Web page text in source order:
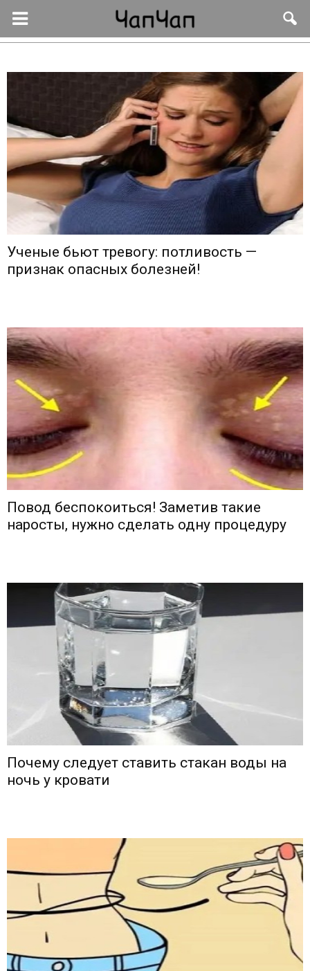
Ученые бьют тревогу: потливость —
признак опасных болезней!
Повод беспокоиться! Заметив такие
наросты, нужно сделать одну процедуру
Почему следует ставить стакан воды на
ночь у кровати